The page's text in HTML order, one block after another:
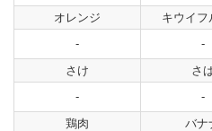
オレンジ
-
キウイフ
-
さけ
-
さ
-
鶏肉
バナ